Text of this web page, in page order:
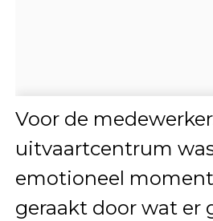
Voor de
uitvaartcentrum
emotioneel
geraakt door wat er